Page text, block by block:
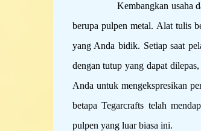
Kembangkan usaha
berupa pulpen metal. Alat tulis
yang Anda bidik. Setiap saat
dengan tutup yang dapat
Anda untuk mengekspresikan
betapa Tegarcrafts telah
pulpen yang luar biasa ini.